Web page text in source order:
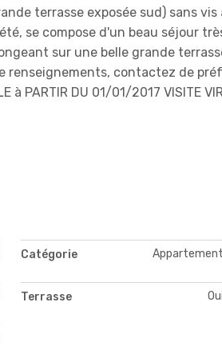
terrasse exposée sud) sans
se compose d'un beau séjour
sur une belle grande
renseignements, contactez de
PARTIR DU 01/01/2017 VISITE
Catégorie Appartement
Terrasse Oui